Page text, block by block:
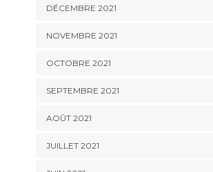
DÉCEMBRE 2021
NOVEMBRE 2021
OCTOBRE 2021
SEPTEMBRE 2021
AOÛT 2021
JUILLET 2021